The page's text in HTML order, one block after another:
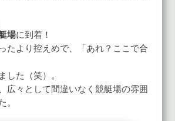
場に到着！
たより控えめで、「あれ？ここで合
した（笑）。
広々として間違いなく競艇場の雰囲
。